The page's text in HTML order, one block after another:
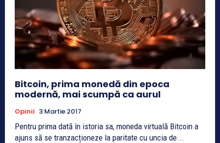
Bitcoin, prima monedă din epoca
modernă, mai scumpă ca aurul
Opinii 3 Martie 2017
Pentru prima dată în istoria sa, moneda virtuală Bitcoin a
ajuns să se tranzacționeze la paritate cu uncia de...